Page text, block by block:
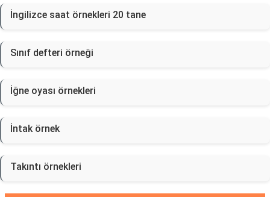
İngilizce saat örnekleri 20 tane
Sınıf defteri örneği
İğne oyası örnekleri
İntak örnek
Takıntı örnekleri